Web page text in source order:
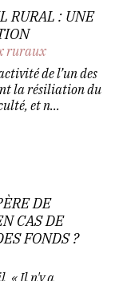
RURAL : UNE
ruraux
de l’un des
la résiliation du
et n...
DE
CAS DE
FONDS ?
« Il n'y a